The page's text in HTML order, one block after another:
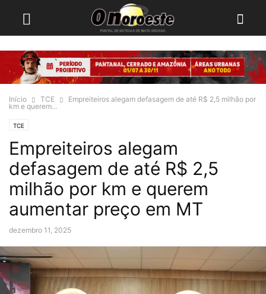
Início TCE
Empreiteiros alegam defasagem de até R$ 2,5 milhão por
km e querem...
TCE
Empreiteiros alegam
defasagem de até R$ 2,5
milhão por km e querem
aumentar preço em MT
dezembro 11, 2025